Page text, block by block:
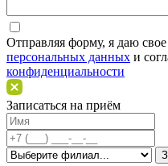
Отправляя форму, я даю свое
персональных данных и
конфиденциальности
Записаться на приём